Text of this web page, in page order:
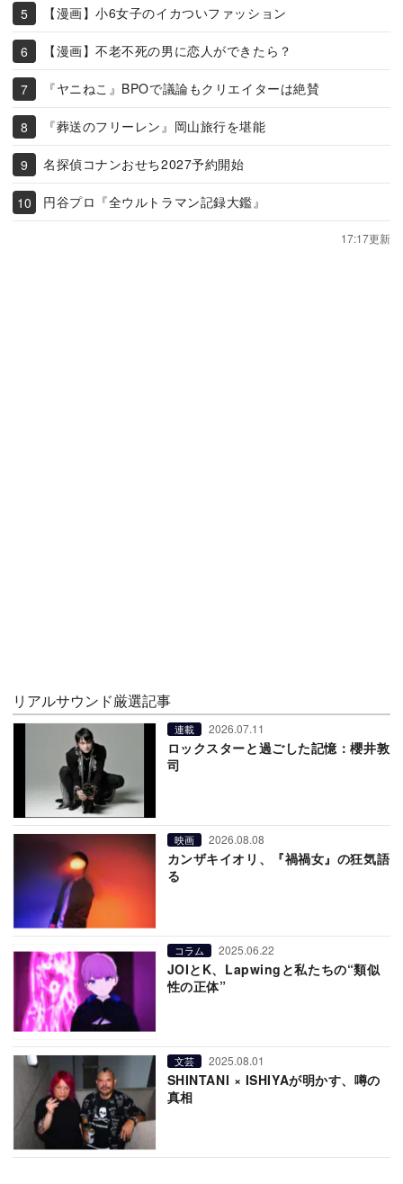
【漫画】小6女子のイカついファッション
【漫画】不老不死の男に恋人ができたら？
『ヤニねこ』BPOで議論もクリエイターは絶賛
『葬送のフリーレン』岡山旅行を堪能
名探偵コナンおせち2027予約開始
円谷プロ『全ウルトラマン記録大鑑』
17:17更新
リアルサウンド厳選記事
連載 2026.07.11
ロックスターと過ごした記憶：櫻井敦
司
映画 2026.08.08
カンザキイオリ、『禍禍女』の狂気語
る
コラム 2025.06.22
JOIとK、Lapwingと私たちの“類似
性の正体”
文芸 2025.08.01
SHINTANI × ISHIYAが明かす、噂の
真相